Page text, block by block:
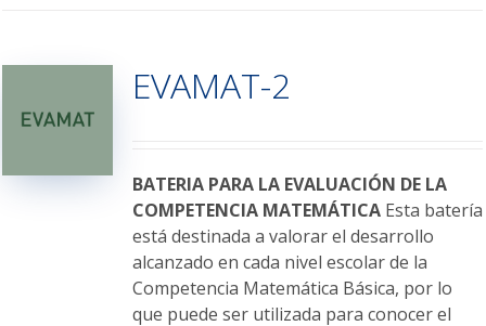
Las
opciones
elegir
en
la
página
de
producto
EVAMAT-2
BATERIA PARA LA EVALUACIÓN DE LA
COMPETENCIA MATEMÁTICAEsta batería
está destinada a valorar el desarrollo
alcanzado en cada nivel escolar de la
Competencia Matemática Básica, por lo
que puede ser utilizada para conocer el